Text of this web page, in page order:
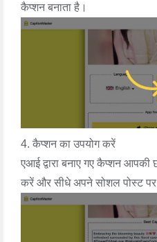
कैप्शन बनाता है।
4. कैप्शन का उपयोग करें
एआई द्वारा बनाए गए कैप्शन आपकी
करें और सीधे अपने सोशल पोस्ट